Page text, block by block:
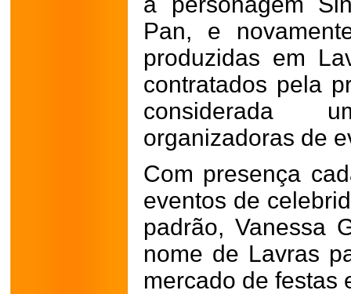
Pan, e
produzidas em
contratados pela
considerada
organizadoras de
Com presença
eventos de
padrão, Vanessa
nome de Lavras
mercado de festas